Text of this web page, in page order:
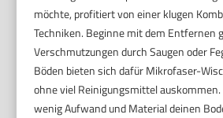
möchte, profitiert von einer klugen
Techniken. Beginne mit dem Entfernen
Verschmutzungen durch Saugen oder
Böden bieten sich dafür Mikrofaser-
ohne viel Reinigungsmittel
wenig Aufwand und Material deinen